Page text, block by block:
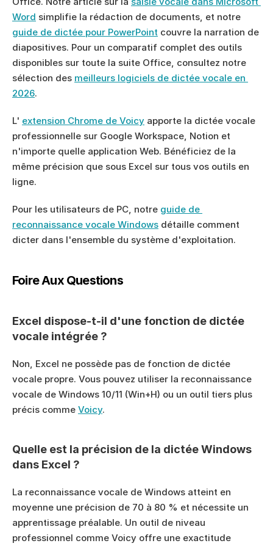
Word
guide de dictée pour PowerPoint couvre la narration de
diapositives. Pour un comparatif complet des outils
disponibles sur toute la suite Office, consultez notre
sélection des meilleurs logiciels de dictée vocale en
2026.
L' extension Chrome de Voicy apporte la dictée vocale
professionnelle sur Google Workspace, Notion et
n'importe quelle application Web. Bénéficiez de la
même précision que sous Excel sur tous vos outils en
ligne.
Pour les utilisateurs de PC, notre guide de
reconnaissance vocale Windows détaille comment
dicter dans l'ensemble du système d'exploitation.
Foire Aux Questions
Excel dispose-t-il d'une fonction de dictée
vocale intégrée ?
Non, Excel ne possède pas de fonction de dictée
vocale propre. Vous pouvez utiliser la reconnaissance
vocale de Windows 10/11 (Win+H) ou un outil tiers plus
précis comme Voicy.
Quelle est la précision de la dictée Windows
dans Excel ?
La reconnaissance vocale de Windows atteint en
moyenne une précision de 70 à 80 % et nécessite un
apprentissage préalable. Un outil de niveau
professionnel comme Voicy offre une exactitude